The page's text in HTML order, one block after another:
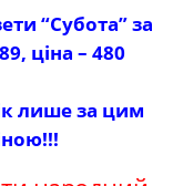
“Субота” за
ціна – 480
лише за цим